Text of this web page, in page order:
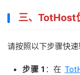
三、TotHost
请按照以下步骤快速
步骤 1 ：在